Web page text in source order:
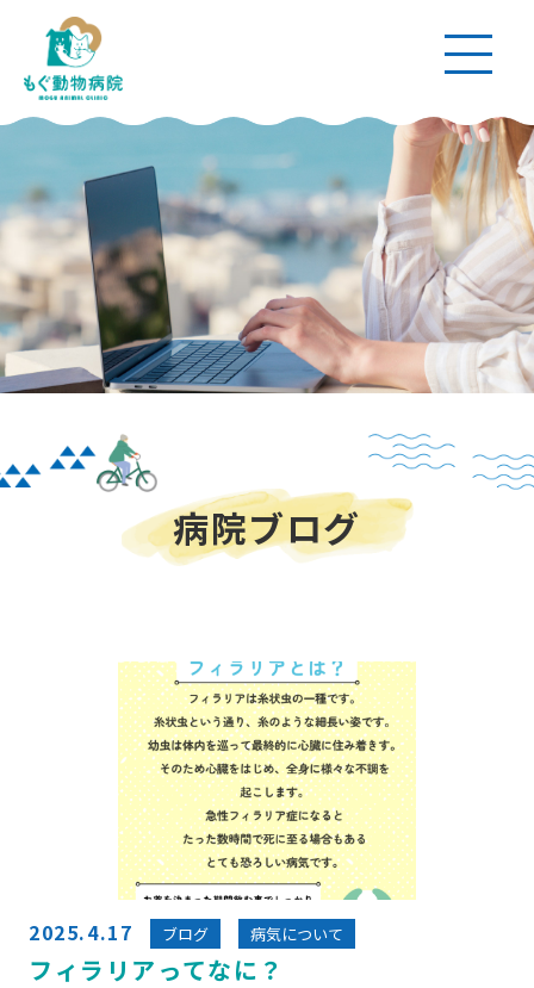
病院ブログ
2025.4.17 ブログ 病気について
フィラリアってなに？